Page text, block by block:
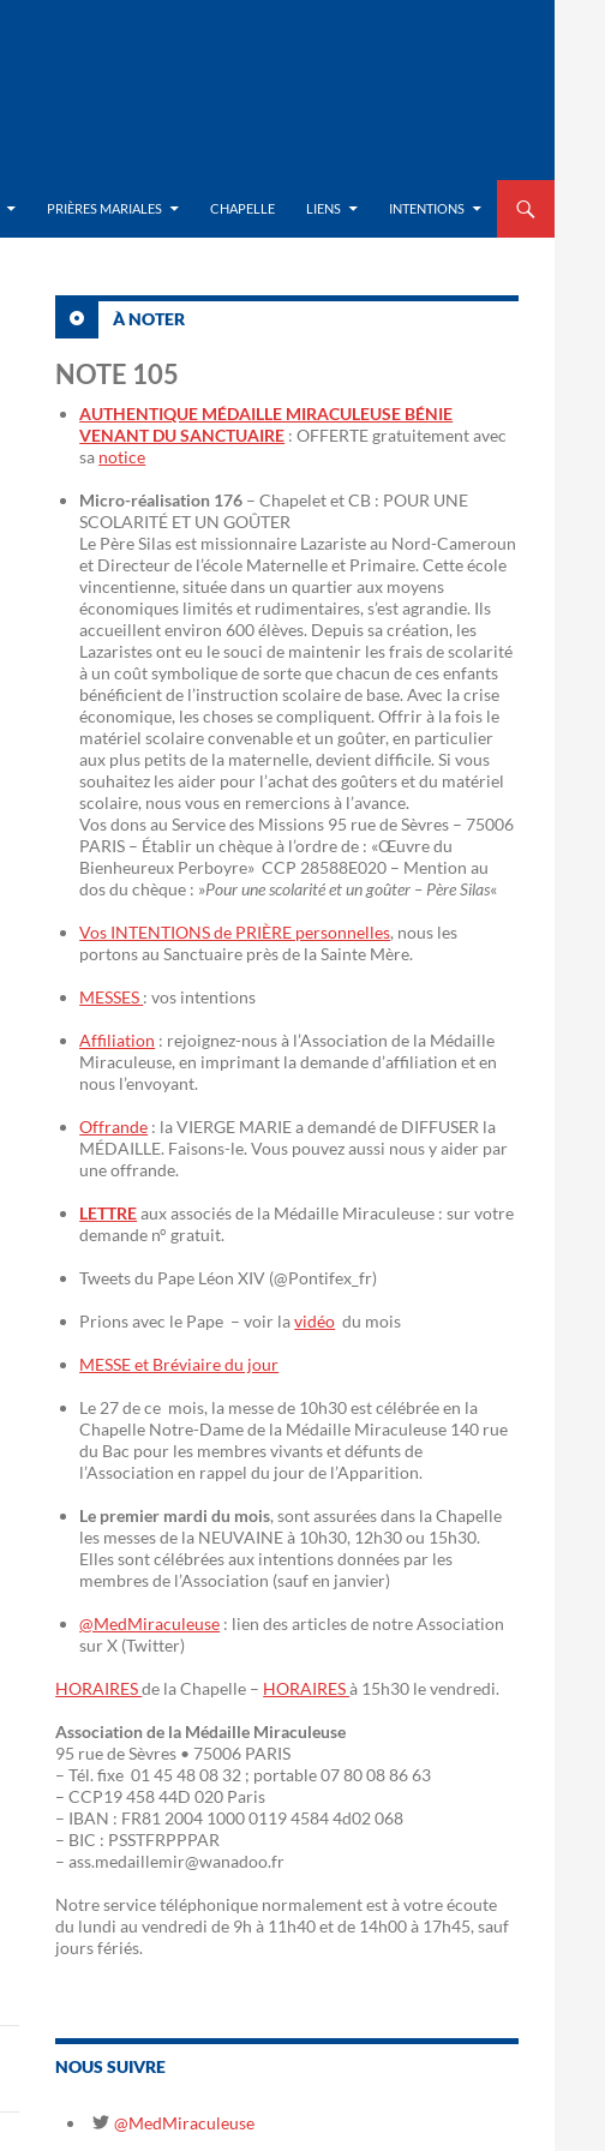
PRIÈRES MARIALES CHAPELLE LIENS INTENTIONS
À NOTER
NOTE 105
AUTHENTIQUE MÉDAILLE MIRACULEUSE BÉNIE
VENANT DU SANCTUAIRE : OFFERTE gratuitement avec
sa notice
Micro-réalisation 176 – Chapelet et CB : POUR UNE
SCOLARITÉ ET UN GOÛTER
Le Père Silas est missionnaire Lazariste au Nord-Cameroun
et Directeur de l’école Maternelle et Primaire. Cette école
vincentienne, située dans un quartier aux moyens
économiques limités et rudimentaires, s’est agrandie. Ils
accueillent environ 600 élèves. Depuis sa création, les
Lazaristes ont eu le souci de maintenir les frais de scolarité
à un coût symbolique de sorte que chacun de ces enfants
bénéficient de l’instruction scolaire de base. Avec la crise
économique, les choses se compliquent. Offrir à la fois le
matériel scolaire convenable et un goûter, en particulier
aux plus petits de la maternelle, devient difficile. Si vous
souhaitez les aider pour l’achat des goûters et du matériel
scolaire, nous vous en remercions à l’avance.
Vos dons au Service des Missions 95 rue de Sèvres – 75006
PARIS – Établir un chèque à l’ordre de : «Œuvre du
Bienheureux Perboyre» CCP 28588E020 – Mention au
dos du chèque : »Pour une scolarité et un goûter – Père Silas«
Vos INTENTIONS de PRIÈRE personnelles, nous les
portons au Sanctuaire près de la Sainte Mère.
MESSES : vos intentions
Affiliation : rejoignez-nous à l’Association de la Médaille
Miraculeuse, en imprimant la demande d’affiliation et en
nous l’envoyant.
Offrande : la VIERGE MARIE a demandé de DIFFUSER la
MÉDAILLE. Faisons-le. Vous pouvez aussi nous y aider par
une offrande.
LETTREaux associés de la Médaille Miraculeuse : sur votre
demande n° gratuit.
Tweets du Pape Léon XIV (@Pontifex_fr)
Prions avec le Pape – voir lavidéo du mois
MESSE et Bréviaire du jour
Le 27 de ce mois, la messe de 10h30 est célébrée en la
Chapelle Notre-Dame de la Médaille Miraculeuse 140 rue
du Bac pour les membres vivants et défunts de
l’Association en rappel du jour de l’Apparition.
Le premier mardi du mois, sont assurées dans la Chapelle
les messes de la NEUVAINE à 10h30, 12h30 ou 15h30.
Elles sont célébrées aux intentions données par les
membres de l’Association (sauf en janvier)
@MedMiraculeuse : lien des articles de notre Association
sur X (Twitter)
HORAIRESde la Chapelle – HORAIRESà 15h30 le vendredi.
Association de la Médaille Miraculeuse
95 rue de Sèvres • 75006 PARIS
– Tél. fixe 01 45 48 08 32 ; portable 07 80 08 86 63
– CCP19 458 44D 020 Paris
– IBAN : FR81 2004 1000 0119 4584 4d02 068
– BIC : PSSTFRPPPAR
– ass.medaillemir@wanadoo.fr
Notre service téléphonique normalement est à votre écoute
du lundi au vendredi de 9h à 11h40 et de 14h00 à 17h45, sauf
jours fériés.
NOUS SUIVRE
@MedMiraculeuse